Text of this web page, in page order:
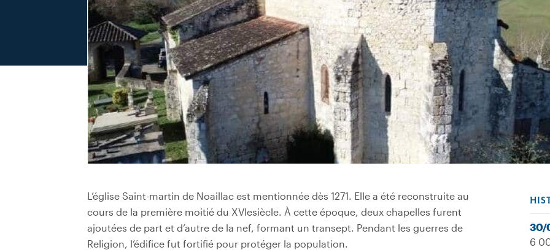
L’église Saint-martin de Noaillac est mentionnée dès 1271. Elle a été reconstruite au
cours de la première moitié du XVIesiècle. À cette époque, deux chapelles furent
ajoutées de part et d’autre de la nef, formant un transept. Pendant les guerres de
Religion, l’édifice fut fortifié pour protéger la population.
30/
6